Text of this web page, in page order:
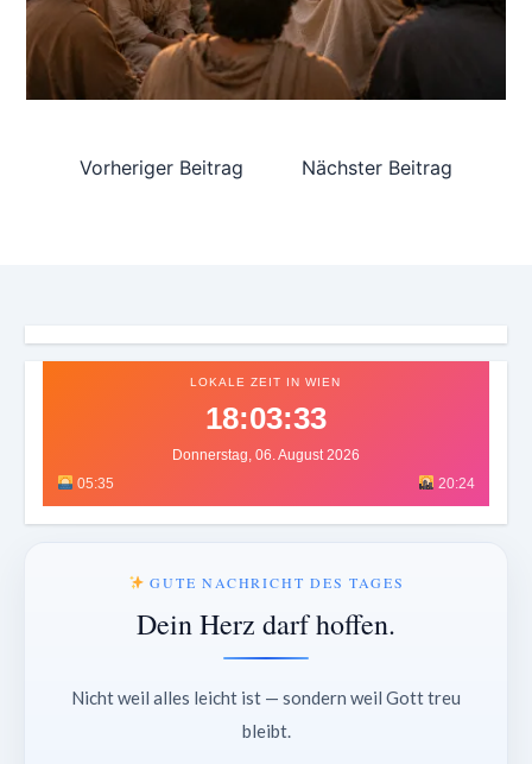
Vorheriger Beitrag Nächster Beitrag
LOKALE ZEIT IN WIEN
18:03:35
Donnerstag, 06. August 2026
05:35
20:24
GUTE NACHRICHT DES TAGES
Dein Herz darf hoffen.
Nicht weil alles leicht ist — sondern weil Gott treu
bleibt.